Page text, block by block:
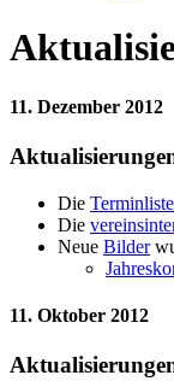
11. Dezember 2012
Die
Die
Neue Bilder
11. Oktober 2012